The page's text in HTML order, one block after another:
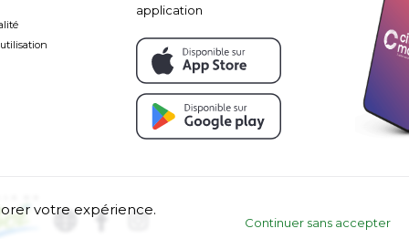
application
votre expérience.
Continuer sans accepter